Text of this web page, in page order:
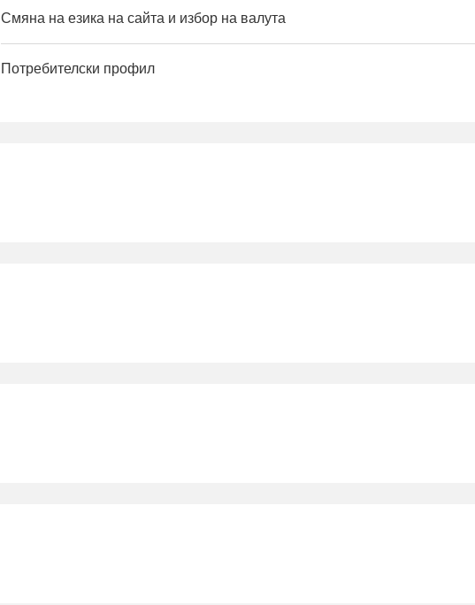
Смяна на езика на сайта и избор на валута
Потребителски профил